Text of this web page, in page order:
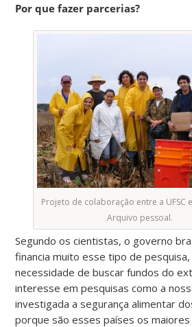
Por que fazer parcerias?
Projeto de colaboração entre a UFSC
Arquivo pessoal.
Segundo os cientistas, o governo
financia muito esse tipo de pesquisa,
necessidade de buscar fundos do
interesse em pesquisas como a
investigada a segurança alimentar
porque são esses países os